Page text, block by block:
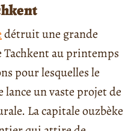
détruit une grande
au printemps
pour lesquelles le
un vaste projet de
La capitale ouzbèke